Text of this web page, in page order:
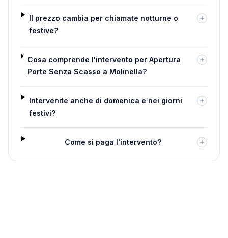
Il prezzo cambia per chiamate notturne o
festive?
Cosa comprende l'intervento per Apertura
Porte Senza Scasso a Molinella?
Intervenite anche di domenica e nei giorni
festivi?
Come si paga l'intervento?